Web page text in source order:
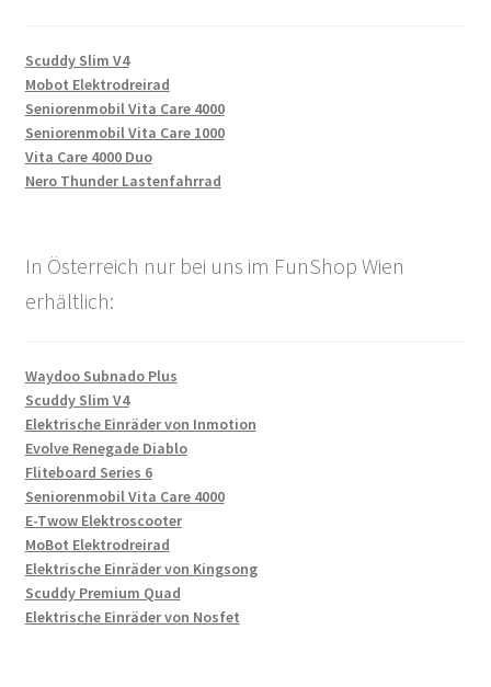
Scuddy Slim V4
Mobot Elektrodreirad
Seniorenmobil Vita Care 4000
Seniorenmobil Vita Care 1000
Vita Care 4000 Duo
Nero Thunder Lastenfahrrad
In Österreich nur bei uns im FunShop Wien
erhältlich:
Waydoo Subnado Plus
Scuddy Slim V4
Elektrische Einräder von Inmotion
Evolve Renegade Diablo
Fliteboard Series 6
Seniorenmobil Vita Care 4000
E-Twow Elektroscooter
MoBot Elektrodreirad
Elektrische Einräder von Kingsong
Scuddy Premium Quad
Elektrische Einräder von Nosfet